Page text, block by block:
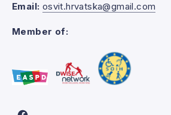
Email: osvit.hrvatska@gmail.com
Member of: